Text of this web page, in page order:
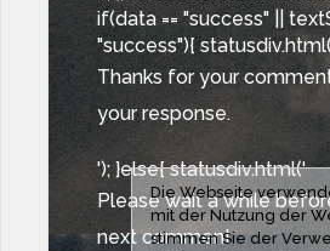
if(data == "success" ||
"success"){
Thanks for your
your response.
'); }else{ statusdiv.html('
Please wait a while
next comment
Die Webseite
mit der Nutzung der
stimmen Sie der